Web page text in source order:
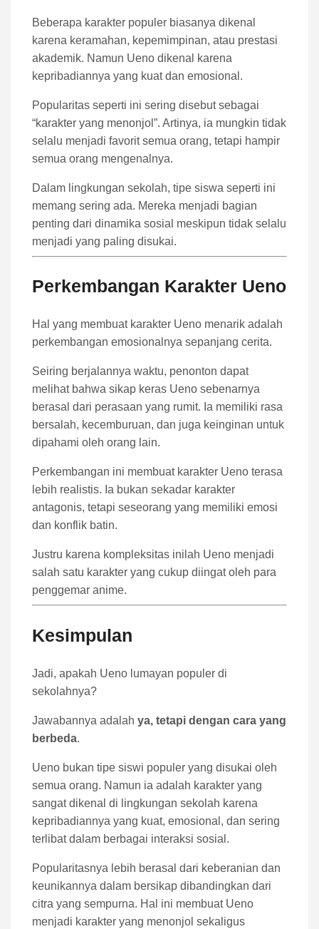
Beberapa karakter populer biasanya dikenal
karena keramahan, kepemimpinan, atau prestasi
akademik. Namun Ueno dikenal karena
kepribadiannya yang kuat dan emosional.
Popularitas seperti ini sering disebut sebagai
“karakter yang menonjol”. Artinya, ia mungkin tidak
selalu menjadi favorit semua orang, tetapi hampir
semua orang mengenalnya.
Dalam lingkungan sekolah, tipe siswa seperti ini
memang sering ada. Mereka menjadi bagian
penting dari dinamika sosial meskipun tidak selalu
menjadi yang paling disukai.
Perkembangan Karakter Ueno
Hal yang membuat karakter Ueno menarik adalah
perkembangan emosionalnya sepanjang cerita.
Seiring berjalannya waktu, penonton dapat
melihat bahwa sikap keras Ueno sebenarnya
berasal dari perasaan yang rumit. Ia memiliki rasa
bersalah, kecemburuan, dan juga keinginan untuk
dipahami oleh orang lain.
Perkembangan ini membuat karakter Ueno terasa
lebih realistis. Ia bukan sekadar karakter
antagonis, tetapi seseorang yang memiliki emosi
dan konflik batin.
Justru karena kompleksitas inilah Ueno menjadi
salah satu karakter yang cukup diingat oleh para
penggemar anime.
Kesimpulan
Jadi, apakah Ueno lumayan populer di
sekolahnya?
Jawabannya adalah ya, tetapi dengan cara yang
berbeda.
Ueno bukan tipe siswi populer yang disukai oleh
semua orang. Namun ia adalah karakter yang
sangat dikenal di lingkungan sekolah karena
kepribadiannya yang kuat, emosional, dan sering
terlibat dalam berbagai interaksi sosial.
Popularitasnya lebih berasal dari keberanian dan
keunikannya dalam bersikap dibandingkan dari
citra yang sempurna. Hal ini membuat Ueno
menjadi karakter yang menonjol sekaligus